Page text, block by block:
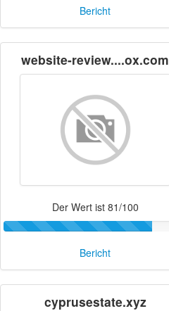
Bericht
website-review....ox.com
Der Wert ist 81/100
Bericht
cyprusestate.xyz